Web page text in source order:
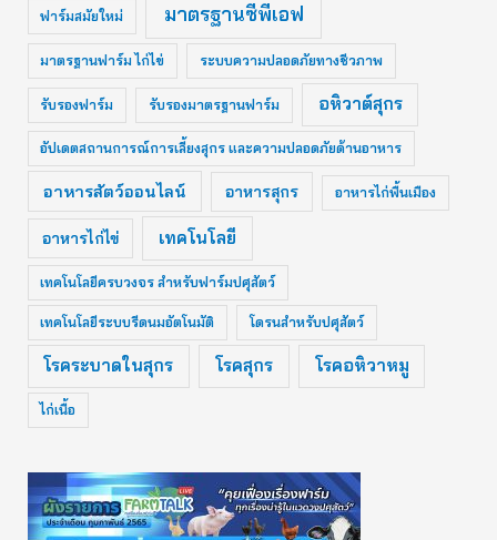
ฟาร์มสมัยใหม่ มาตรฐานซีพีเอฟ
มาตรฐานฟาร์ม ไก่ไข่ ระบบความปลอดภัยทางชีวภาพ
รับรองฟาร์ม รับรองมาตรฐานฟาร์ม อหิวาต์สุกร
อัปเดตสถานการณ์การเลี้ยงสุกร และความปลอดภัยด้านอาหาร
อาหารสัตว์ออนไลน์ อาหารสุกร อาหารไก่พื้นเมือง
อาหารไก่ไข่ เทคโนโลยี
เทคโนโลยีครบวงจร สำหรับฟาร์มปศุสัตว์
เทคโนโลยีระบบรีดนมอัตโนมัติ โดรนสำหรับปศุสัตว์
โรคระบาดในสุกร โรคสุกร โรคอหิวาหมู
ไก่เนื้อ